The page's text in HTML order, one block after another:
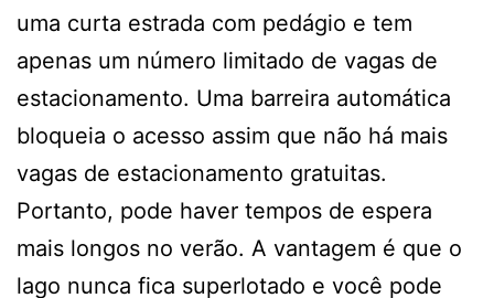
uma curta estrada com pedágio e tem
apenas um número limitado de vagas de
estacionamento. Uma barreira automática
bloqueia o acesso assim que não há mais
vagas de estacionamento gratuitas.
Portanto, pode haver tempos de espera
mais longos no verão. A vantagem é que o
lago nunca fica superlotado e você pode